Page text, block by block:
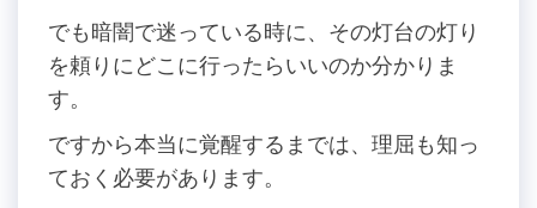
でも暗闇で迷っている時に、その灯台の灯り
を頼りにどこに行ったらいいのか分かりま
す。
ですから本当に覚醒するまでは、理屈も知っ
ておく必要があります。